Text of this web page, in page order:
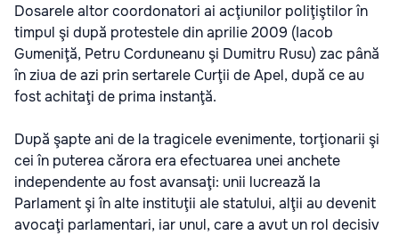
Dosarele altor coordonatori ai acţiunilor poliţiştilor în
timpul şi după protestele din aprilie 2009 (Iacob
Gumeniţă, Petru Corduneanu şi Dumitru Rusu) zac până
în ziua de azi prin sertarele Curţii de Apel, după ce au
fost achitaţi de prima instanţă.
După şapte ani de la tragicele evenimente, torţionarii şi
cei în puterea cărora era efectuarea unei anchete
independente au fost avansaţi: unii lucrează la
Parlament şi în alte instituţii ale statului, alţii au devenit
avocaţi parlamentari, iar unul, care a avut un rol decisiv